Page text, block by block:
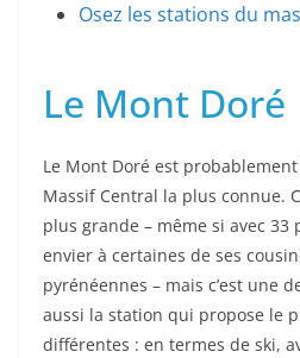
Osez les stations du
Le Mont Doré
Le Mont Doré est
Massif Central la plus connue.
plus grande – même si avec 33
envier à certaines de ses
pyrénéennes – mais c’est une
aussi la station qui propose le
différentes : en termes de ski,